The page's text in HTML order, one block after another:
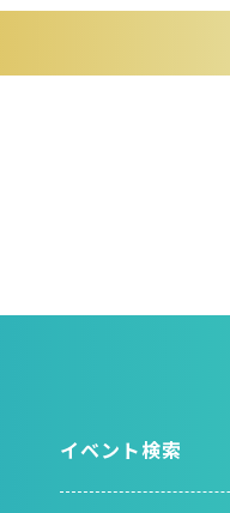
イベント検索